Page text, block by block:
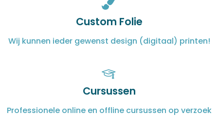
Custom Folie
Wij kunnen ieder gewenst design (digitaal) printen!
Cursussen
Professionele online en offline cursussen op verzoek